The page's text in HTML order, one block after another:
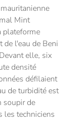
Mint
plateforme
l'eau de Beni
elle, six
densité
défilaient
de turbidité est
soupir de
les techniciens